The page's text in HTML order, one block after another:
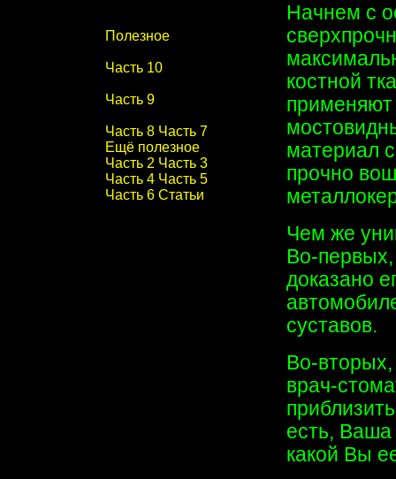
Полезное
Часть 10
Часть 9
Часть 8 Часть 7
Ещё полезное
Часть 2 Часть 3
Часть 4 Часть 5
Часть 6 Статьи
Начнем с
костной
применяют
материал
прочно
Чем же
Во-
доказано
суставов.
Во-вторых,
врач-
есть, Ваша
какой Вы